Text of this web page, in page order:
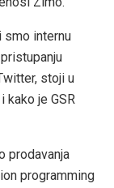
smo internu
stoji u
kako je GSR
prodavanja
programming